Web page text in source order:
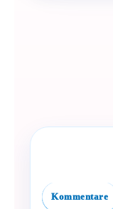
Kommentare